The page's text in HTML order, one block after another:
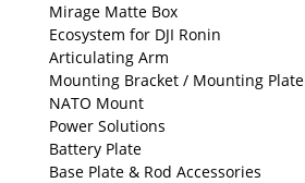
Mirage Matte Box
Ecosystem for DJI Ronin
Articulating Arm
Mounting Bracket / Mounting Plate
NATO Mount
Power Solutions
Battery Plate
Base Plate & Rod Accessories